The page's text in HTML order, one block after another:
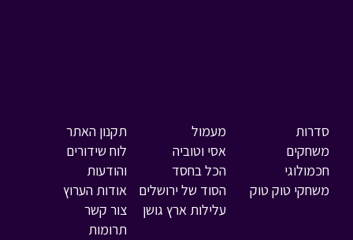
סדרות
משחקים
חכמולוגי
משחקי טוק טוק
מעמול
אסי וטוביה
הכל בחסד
הסוד של ירושלים
עלילות ארץ גושן
תקנון האתר
לוח שידורים
והודעות
אודות הערוץ
צור קשר
תרומות